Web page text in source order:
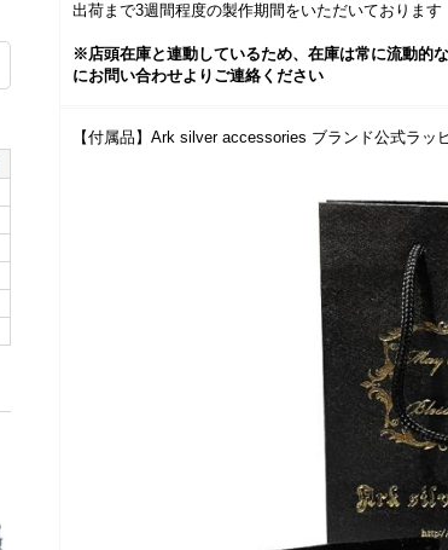
出荷まで3週間程度の製作期間をいただいております
※店頭在庫と連動しているため、在庫は常に流動的
にお問い合わせよりご連絡ください
【付属品】Ark silver accessories ブランド公式ラッ